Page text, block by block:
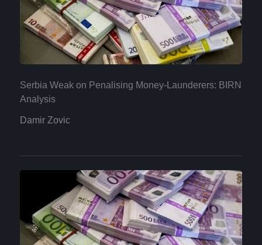
Serbia Weak on Penalising Money-Launderers: BIRN
Analysis
Damir Zovic